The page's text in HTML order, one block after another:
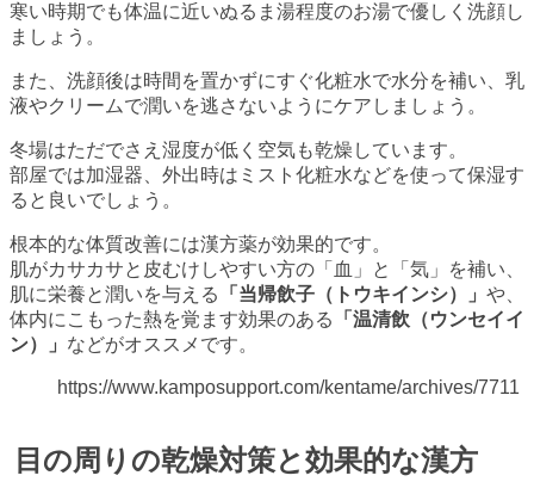
寒い時期でも体温に近いぬるま湯程度のお湯で優しく洗顔し
ましょう。
また、洗顔後は時間を置かずにすぐ化粧水で水分を補い、乳
液やクリームで潤いを逃さないようにケアしましょう。
冬場はただでさえ湿度が低く空気も乾燥しています。
部屋では加湿器、外出時はミスト化粧水などを使って保湿す
ると良いでしょう。
根本的な体質改善には漢方薬が効果的です。
肌がカサカサと皮むけしやすい方の「血」と「気」を補い、
肌に栄養と潤いを与える
「当帰飲子（トウキインシ）」 や、
体内にこもった熱を覚ます効果のある
「温清飲（ウンセイイ
ン）」 などがオススメです。
https://www.kamposupport.com/kentame/archives/7711
目の周りの乾燥対策と効果的な漢方